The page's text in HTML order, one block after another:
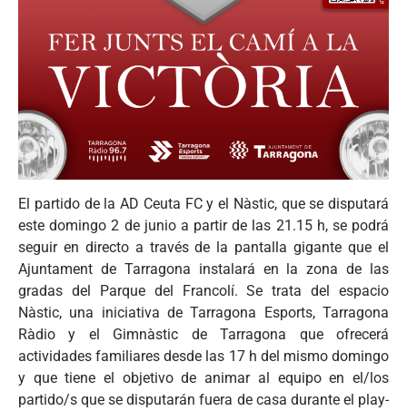
El partido de la AD Ceuta FC y el Nàstic, que se disputará
este domingo 2 de junio a partir de las 21.15 h, se podrá
seguir en directo a través de la pantalla gigante que el
Ajuntament de Tarragona instalará en la zona de las
gradas del Parque del Francolí. Se trata del espacio
Nàstic, una iniciativa de Tarragona Esports, Tarragona
Ràdio y el Gimnàstic de Tarragona que ofrecerá
actividades familiares desde las 17 h del mismo domingo
y que tiene el objetivo de animar al equipo en el/los
partido/s que se disputarán fuera de casa durante el play-